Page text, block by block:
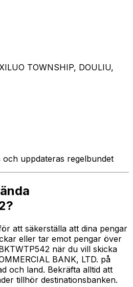
TOWNSHIP, DOULIU,
uppdateras regelbundet
att säkerställa att dina pengar
eller tar emot pengar över
när du vill skicka
BANK, LTD. på
och land. Bekräfta alltid att
tillhör destinationsbanken.